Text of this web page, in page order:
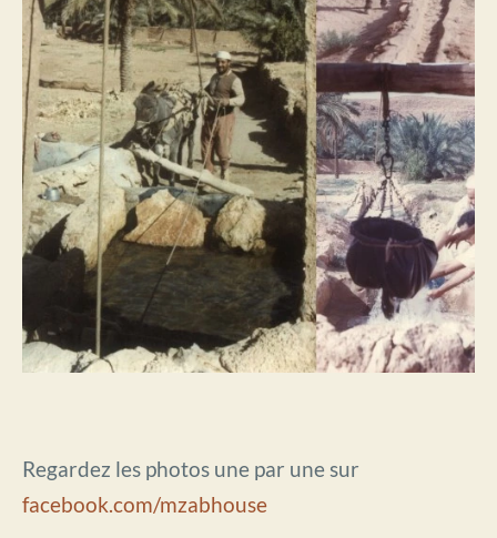
Regardez les photos une par une sur
facebook.com/mzabhouse